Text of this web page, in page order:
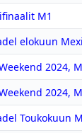
M1
elokuun
2024,
2024,
Toukokuun